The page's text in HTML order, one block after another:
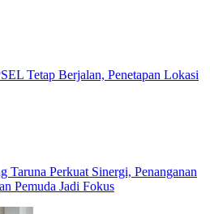
Tetap Berjalan, Penetapan Lokasi
Taruna Perkuat Sinergi, Penanganan
Pemuda Jadi Fokus